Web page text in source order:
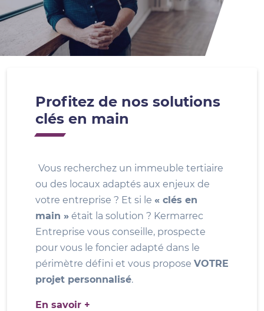
Profitez de nos solutions
clés en main
Vous recherchez un immeuble tertiaire
ou des locaux adaptés aux enjeux de
votre entreprise ? Et si le « clés en
main » était la solution ? Kermarrec
Entreprise vous conseille, prospecte
pour vous le foncier adapté dans le
périmètre défini et vous propose VOTRE
projet personnalisé.
En savoir +